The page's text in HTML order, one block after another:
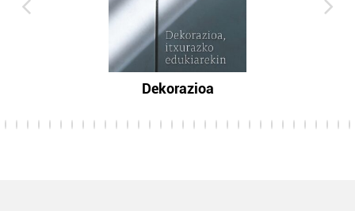
Dekorazioa